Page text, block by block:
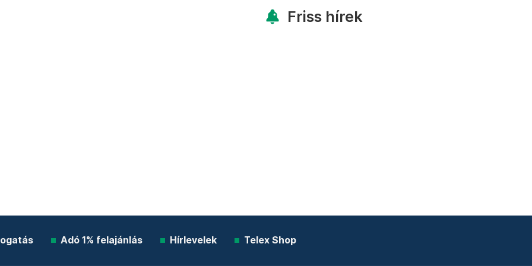
Friss hírek
Adó 1% felajánlás Hírlevelek Telex Shop